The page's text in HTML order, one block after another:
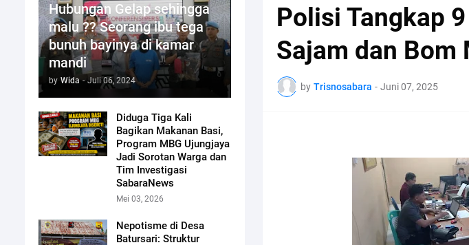
Hubungan Gelap sehingga
malu ?? Seorang ibu tega
bunuh bayinya di kamar
mandi
by Wida - Juli 06, 2024
Diduga Tiga Kali
Bagikan Makanan Basi,
Program MBG Ujungjaya
Jadi Sorotan Warga dan
Tim Investigasi
SabaraNews
Mei 03, 2026
Nepotisme di Desa
Batursari: Struktur
Polisi Tangkap
Sajam dan Bom
by Trisnosabara - Juni 07, 2025